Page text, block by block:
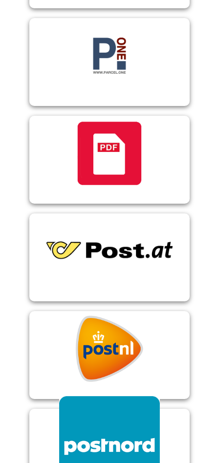
PARCEL.ONE
Österreichische Post
Webservice Parcelware
PostNord